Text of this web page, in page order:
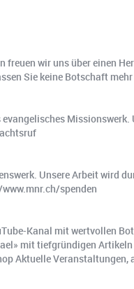
freuen wir uns über
Sie keine Botschaft
Unsere Arbeit wird
spenden
Kanal mit
mit tiefgründigen
Aktuelle